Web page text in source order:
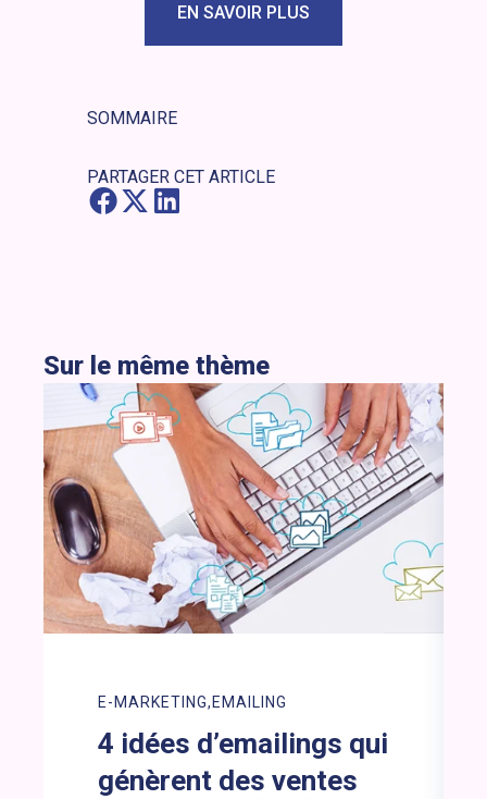
EN SAVOIR PLUS
SOMMAIRE
PARTAGER CET ARTICLE
Sur le même thème
E-MARKETING EMAILING
4 idées d’emailings qui
génèrent des ventes